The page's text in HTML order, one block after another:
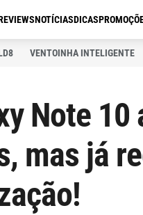
NOTÍCIASDICAS
VENTOINHA INTELIGENTE
Note 10
mas já